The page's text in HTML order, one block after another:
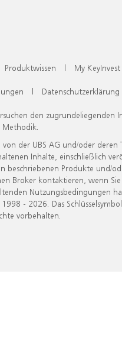
Produktwissen | My KeyInvest
| Datenschutzerklärung
den zugrundeliegenden
der UBS AG und/oder deren
Inhalte, einschließlich
Produkte und/
Broker kontaktieren, wenn
Nutzungsbedingungen
- 2026. Das
vorbehalten.